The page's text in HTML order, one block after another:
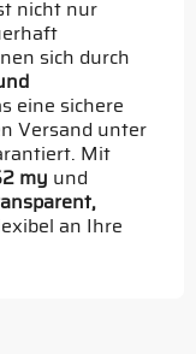
nicht nur
sich durch
eine sichere
Versand unter
Mit
my und
an Ihre